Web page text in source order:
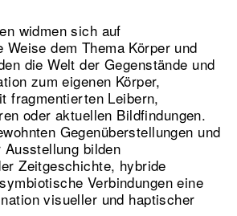
widmen sich auf
dem Thema Körper und
die Welt der Gegenstände und
zum eigenen Körper,
fragmentierten Leibern,
oder aktuellen Bildfindungen.
Gegenüberstellungen und
bilden
Zeitgeschichte, hybride
Verbindungen eine
visueller und haptischer